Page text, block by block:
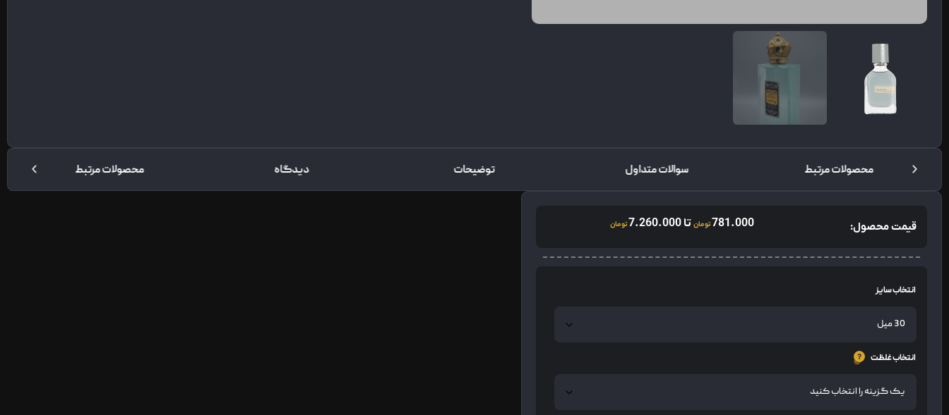
محصولات مرتبط سوالات متداول توضیحات دیدگاه محصولات مرتبط
قیمت محصول: 781.000تومان تا7.260.000تومان
انتخاب سایز
انتخاب غلظت